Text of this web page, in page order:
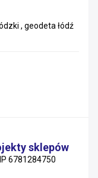
, geodeta łódź
sklepów
6781284750